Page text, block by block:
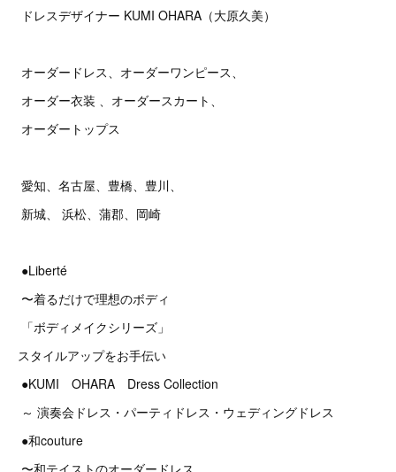
ドレスデザイナー KUMI OHARA（大原久美）
オーダードレス、オーダーワンピース、
オーダー衣装 、オーダースカート、
オーダートップス
愛知、名古屋、豊橋、豊川、
新城、 浜松、蒲郡、岡崎
●Liberté
〜着るだけで理想のボディ
「ボディメイクシリーズ」
スタイルアップをお手伝い
●KUMI OHARA Dress Collection
～ 演奏会ドレス・パーティドレス・ウェディングドレス
●和couture
〜和テイストのオーダードレス